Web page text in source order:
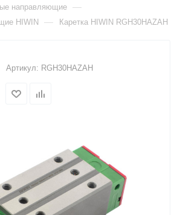
направляющие —
HIWIN — Каретка HIWIN RGH30HAZAH
Артикул: RGH30HAZAH